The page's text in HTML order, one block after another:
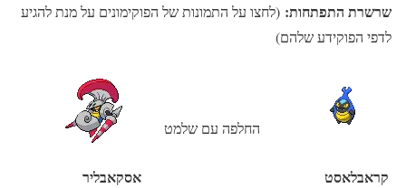
שרשרת התפתחות: (לחצו על התמונות של הפוקימונים על מנת להגיע
לדפי הפוקידע שלהם)
החלפה עם שלמט
קראבלאסט אסקאבליר